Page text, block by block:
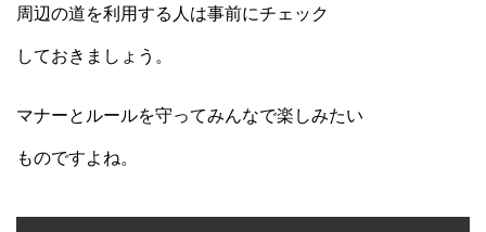
周辺の道を利用する人は事前にチェック
しておきましょう。
マナーとルールを守ってみんなで楽しみたい
ものですよね。